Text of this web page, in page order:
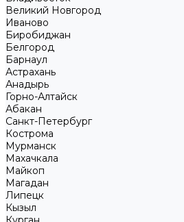
Великий Новгород
Иваново
Биробиджан
Белгород
Барнаул
Астрахань
Анадырь
Горно-Алтайск
Абакан
Санкт-Петербург
Кострома
Мурманск
Махачкала
Майкоп
Магадан
Липецк
Кызыл